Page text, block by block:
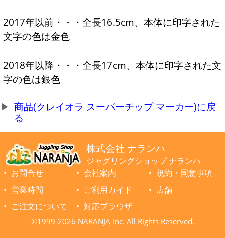
2017年以前・・・全長16.5cm、本体に印字された
文字の色は金色
2018年以降・・・全長17cm、本体に印字された文
字の色は銀色
商品(クレイオラ スーパーチップ マーカー)に戻
る
株式会社 ナランハ
ジャグリングショップ ナランハ
お問合せ
会社案内
規約・同意事項
営業時間
ご利用ガイド
店舗
ご注文について
対応ブラウザ
©1999-2026 NARANJA Inc. All Rights Reserved.